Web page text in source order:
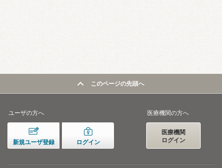
このページの先頭へ
ユーザの方へ
新規ユーザ登録 ログイン
医療機関の方へ
医療機関
ログイン